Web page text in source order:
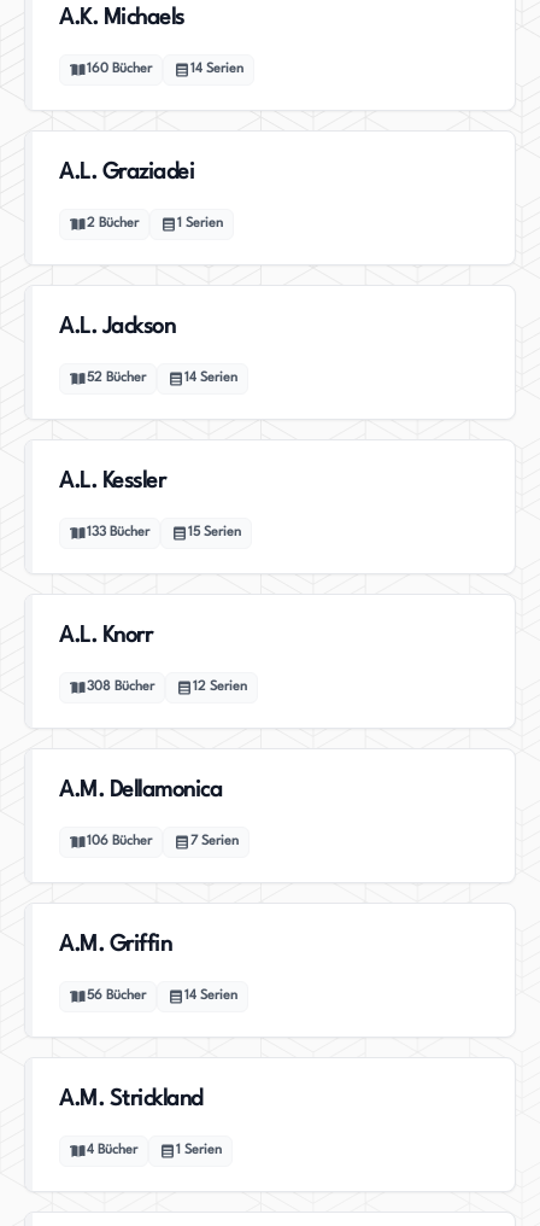
A.K. Michaels
160 Bücher 14 Serien
A.L. Graziadei
2 Bücher 1 Serien
A.L. Jackson
52 Bücher 14 Serien
A.L. Kessler
133 Bücher 15 Serien
A.L. Knorr
308 Bücher 12 Serien
A.M. Dellamonica
106 Bücher 7 Serien
A.M. Griffin
56 Bücher 14 Serien
A.M. Strickland
4 Bücher 1 Serien